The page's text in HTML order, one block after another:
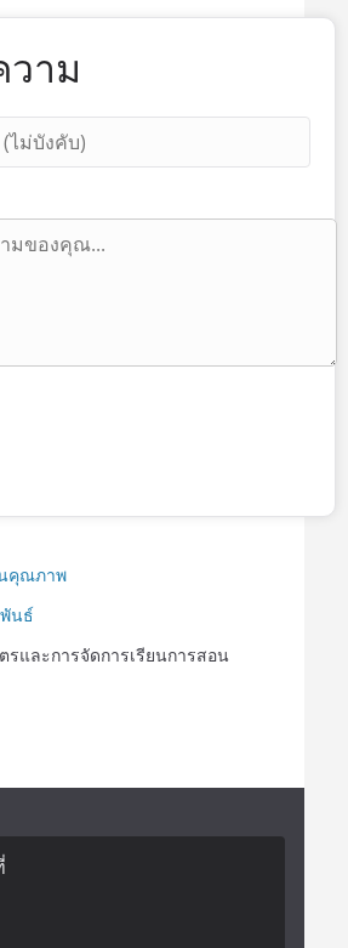
าม
คุณภาพ
นธ์
รและการจัดการเรียนการสอน